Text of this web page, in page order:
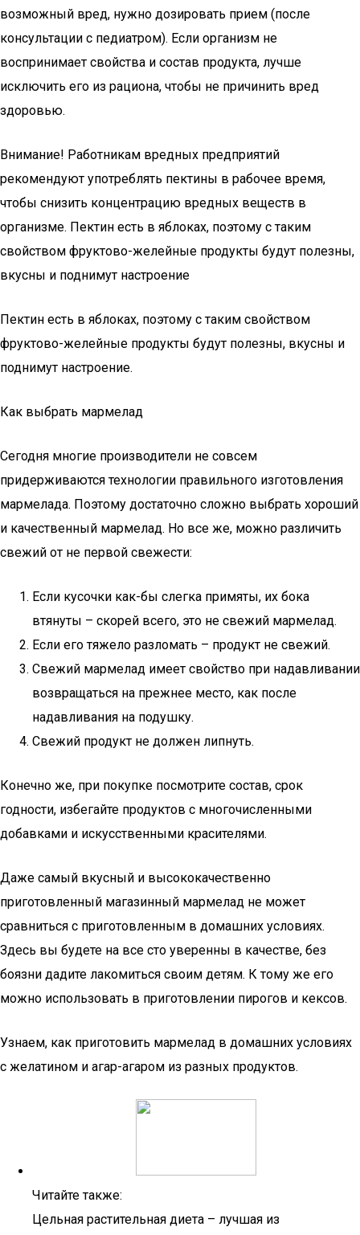
возможный вред, нужно дозировать прием (после
консультации с педиатром). Если организм не
воспринимает свойства и состав продукта, лучше
исключить его из рациона, чтобы не причинить вред
здоровью.
Внимание! Работникам вредных предприятий
рекомендуют употреблять пектины в рабочее время,
чтобы снизить концентрацию вредных веществ в
организме. Пектин есть в яблоках, поэтому с таким
свойством фруктово-желейные продукты будут полезны,
вкусны и поднимут настроение
Пектин есть в яблоках, поэтому с таким свойством
фруктово-желейные продукты будут полезны, вкусны и
поднимут настроение.
Как выбрать мармелад
Сегодня многие производители не совсем
придерживаются технологии правильного изготовления
мармелада. Поэтому достаточно сложно выбрать хороший
и качественный мармелад. Но все же, можно различить
свежий от не первой свежести:
Если кусочки как-бы слегка примяты, их бока
втянуты – скорей всего, это не свежий мармелад.
Если его тяжело разломать – продукт не свежий.
Свежий мармелад имеет свойство при надавливании
возвращаться на прежнее место, как после
надавливания на подушку.
Свежий продукт не должен липнуть.
Конечно же, при покупке посмотрите состав, срок
годности, избегайте продуктов с многочисленными
добавками и искусственными красителями.
Даже самый вкусный и высококачественно
приготовленный магазинный мармелад не может
сравниться с приготовленным в домашних условиях.
Здесь вы будете на все сто уверенны в качестве, без
боязни дадите лакомиться своим детям. К тому же его
можно использовать в приготовлении пирогов и кексов.
Узнаем, как приготовить мармелад в домашних условиях
с желатином и агар-агаром из разных продуктов.
Читайте также:
Цельная растительная диета – лучшая из